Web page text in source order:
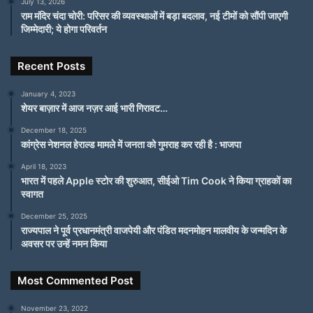
रात में संगीत का भव्य आयोजन किया गया। जिसका शहरवासियों को बेसब्री से
इंतजार था।
सूफीयाना ब्रदर्स ने इश्क सुफियाना, आफ़री आफ़री, देवा श्री गणेशा, तेरे मस्त –
मस्त दो नैन, दमादम मस्त कलंदर, दुल्हे का सेहरा सहित अनेक गीत गुनगुनाकर
कार्यक्रम में चार चांद लगाया।
इसी तरह दो दिवसीय काइट्स फेस्टिवल के आयोजन को भव्यता देने जेसीआई के
अध्यक्ष नीतेश अग्रवाल सीए , सेक्रेटरी मुकेश केडिया, जेसीआई रेट चेयरपर्सन
दीपा अग्रवाल, प्रोग्राम कोऑर्डिनेटर मानव अग्रवाल, विकास सिंघल, विकास
राम मंदिर चंदा चोरी: परिसर की व्यवस्थाओं में बड़ा बदलाव, नई टीमों को सौंपी जाएगी
जिम्मेदारी; ये होगा परिवर्तन
Recent Posts
January 4, 2023
शेयर बाज़ार में आज नज़र आई भारी गिरावट…
December 18, 2025
कांग्रेस नेशनल हेराल्ड मामले में जनता को गुमराह कर रही है : भाजपा
April 18, 2023
भारत में पहले Apple स्टोर की शुरुआत, सीईओ Tim Cook ने किया ग्राहकों का
स्वागत
December 25, 2025
राज्यपाल ने पूर्व प्रधानमंत्री वाजपेयी और पंडित मदनमोहन मालवीय के जन्मदिन के
अवसर पर उन्हें नमन किया
Most Commented Post
November 23, 2022